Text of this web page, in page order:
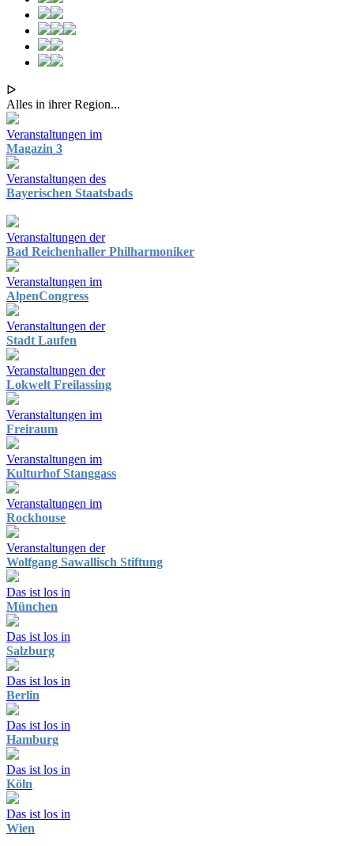
ᐅ
Alles in ihrer Region...
Veranstaltungen im
Magazin 3
Veranstaltungen des
Bayerischen Staatsbads
Veranstaltungen der
Bad Reichenhaller Philharmoniker
Veranstaltungen im
AlpenCongress
Veranstaltungen der
Stadt Laufen
Veranstaltungen der
Lokwelt Freilassing
Veranstaltungen im
Freiraum
Veranstaltungen im
Kulturhof Stanggass
Veranstaltungen im
Rockhouse
Veranstaltungen der
Wolfgang Sawallisch Stiftung
Das ist los in
München
Das ist los in
Salzburg
Das ist los in
Berlin
Das ist los in
Hamburg
Das ist los in
Köln
Das ist los in
Wien